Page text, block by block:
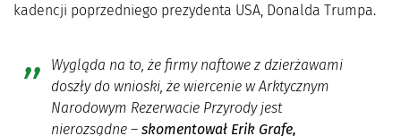
kadencji poprzedniego prezydenta USA, Donalda Trumpa.
Wygląda na to, że firmy naftowe z dzierżawami
doszły do wnioski, że wiercenie w Arktycznym
Narodowym Rezerwacie Przyrody jest
nierozsądne– skomentował Erik Grafe,